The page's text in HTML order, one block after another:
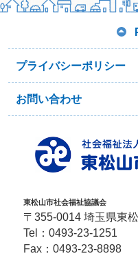
プライバシーポリシー
お問い合わせ
東松山市社会福祉協議会
〒355-0014 埼玉県東
Tel： 0493-23-1251
Fax：0493-23-8898